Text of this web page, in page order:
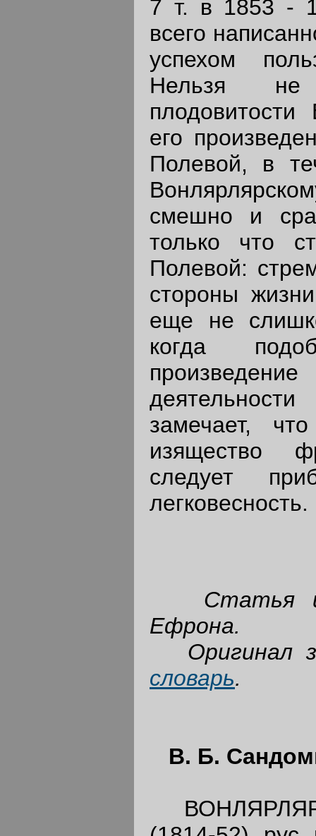
7 т. в 1853 -
всего
успехом
Нельзя не
плодовитости
его
Полевой, в
смешно и
только что
Полевой:
стороны
еще не
когда
замечает,
изящество
следует
легковесность.
Статья
Ефрона.
Оригинал
словарь.
В. Б.